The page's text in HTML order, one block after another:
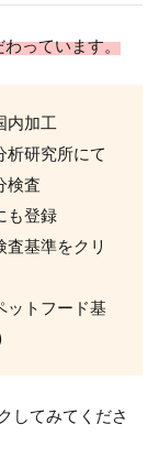
わっています。
内加工
析研究所にて
検査
も登録
査基準をクリ
ットフード基
してみてくださ